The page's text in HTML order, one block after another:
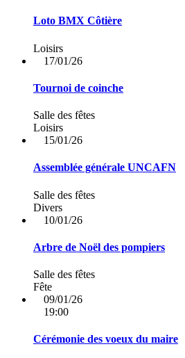
Loto BMX Côtière
Loisirs
17/01/26
Tournoi de coinche
Salle des fêtes
Loisirs
15/01/26
Assemblée générale UNCAFN
Salle des fêtes
Divers
10/01/26
Arbre de Noël des pompiers
Salle des fêtes
Fête
09/01/26
19:00
Cérémonie des voeux du maire